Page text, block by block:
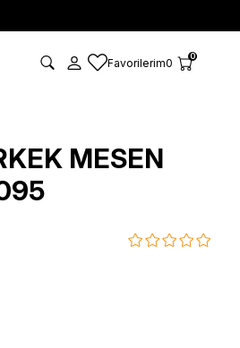
Favorilerim0 0
MESEN